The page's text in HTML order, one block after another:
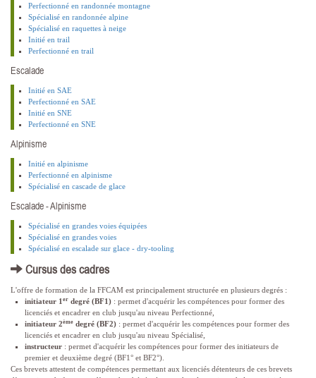
Perfectionné en randonnée montagne
Spécialisé en randonnée alpine
Spécialisé en raquettes à neige
Initié en trail
Perfectionné en trail
Escalade
Initié en SAE
Perfectionné en SAE
Initié en SNE
Perfectionné en SNE
Alpinisme
Initié en alpinisme
Perfectionné en alpinisme
Spécialisé en cascade de glace
Escalade - Alpinisme
Spécialisé en grandes voies équipées
Spécialisé en grandes voies
Spécialisé en escalade sur glace - dry-tooling
Cursus des cadres
L'offre de formation de la FFCAM est principalement structurée en plusieurs degrés :
initiateur 1 er degré (BF1) : permet d'acquérir les compétences pour former des
licenciés et encadrer en club jusqu'au niveau Perfectionné,
initiateur 2ème degré (BF2) : permet d'acquérir les compétences pour former des
licenciés et encadrer en club jusqu'au niveau Spécialisé,
instructeur : permet d'acquérir les compétences pour former des initiateurs de
premier et deuxième degré (BF1° et BF2°).
Ces brevets attestent de compétences permettant aux licenciés détenteurs de ces brevets